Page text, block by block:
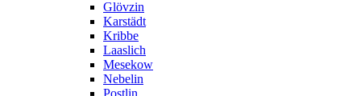
Glövzin
Karstädt
Kribbe
Laaslich
Mesekow
Nebelin
Postlin